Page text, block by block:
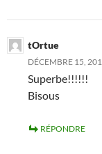
tOrtue
DÉCEMBRE 15,
Superbe!!!!!!
Bisous
RÉPONDRE